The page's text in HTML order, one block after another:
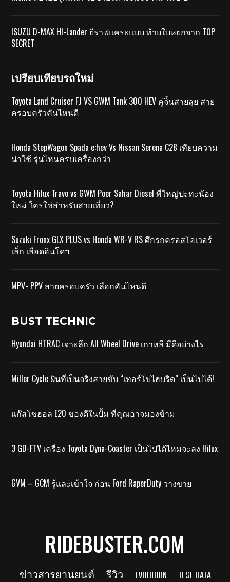
ISUZU D-MAX HI-Lander ยีราฟแคระแบบ ท้ายใบหยกจาก TOP
SECRET
เปรียบเทียบรถใหม่
Toyota Land Cruiser FJ VS GWM Tank 300 HEV คู่จิ้นสายลุย สาย
ครอบครัวคันไหนดี
Honda StepWagon Spada e:hev Vs Nissan Serena C28 เทียบความ
น่าใช้ รุ่นไหนครบเครื่องกว่า
Toyota Hilux Travo vs GWM Poer Sahar Diesel พี่ใหญ่ปะทะน้อง
ใหม่ ใครใช่สำหรับสายเที่ยว?
Suzuki Fronx GLX PLUS vs Honda WR-V RS ศึกรถครอสโอเวอร์
เล็ก เลือดอินโดฯ
MPV- PPV สายครอบครัว เลือกคันไหนดี
BUST TECHNIC
Hyundai HTRAC เจาะลึก All Wheel Drive เกาหลี มีดีอย่างไร
Miller Cycle ฝันที่เป็นจริงสายขับ “เทอร์โบไฮบริด” เป็นไปได้!
แก๊สโซฮอล E20 ของดีในปั้ม ที่คุณอาจมองข้าม
3 GD-FTV เครื่อง Toyota Dyna-Coaster เป็นไปได้ไหมจะลง Hilux
GVM – GCM รู้และเข้าใจ ก่อน Ford RaperDuty วางขาย
RIDEBUSTER.COM
ข่าวสารยานยนต์ รีวิว EVOLUTION TEST-DATA